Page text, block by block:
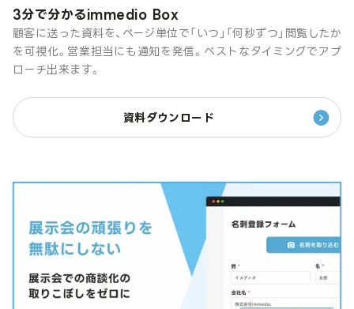
3分で分かるimmedio Box
顧客に送った資料を、ページ単位で「いつ」「何秒ずつ」閲覧したか
を可視化。営業担当にも通知を発信。ベストなタイミングでアプ
ローチ出来ます。
資料ダウンロード